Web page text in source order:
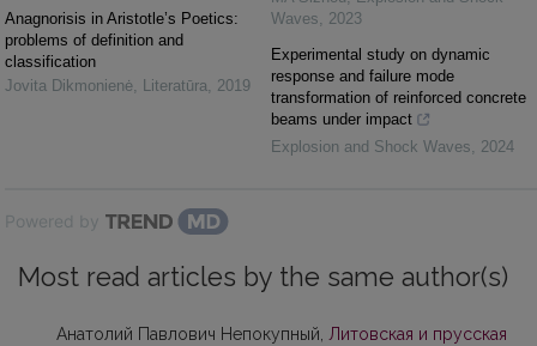
Anagnorisis in Aristotle’s Poetics:
problems of definition and
classification
Jovita Dikmonienė, Literatūra, 2019
Waves, 2023
Experimental study on dynamic
response and failure mode
transformation of reinforced concrete
beams under impact
Explosion and Shock Waves, 2024
Powered by
Most read articles by the same author(s)
Анатолий Павлович Непокупный, Литовская и прусская